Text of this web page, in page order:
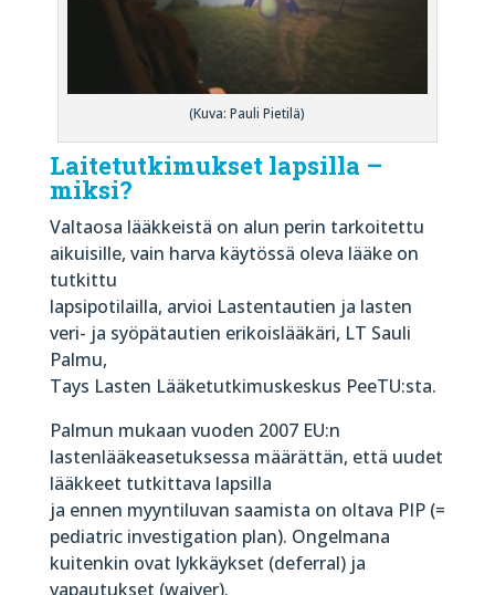
(Kuva: Pauli Pietilä)
Laitetutkimukset lapsilla –
miksi?
Valtaosa lääkkeistä on alun perin tarkoitettu
aikuisille, vain harva käytössä oleva lääke on
tutkittu
lapsipotilailla, arvioi Lastentautien ja lasten
veri- ja syöpätautien erikoislääkäri, LT Sauli
Palmu,
Tays Lasten Lääketutkimuskeskus PeeTU:sta.
Palmun mukaan vuoden 2007 EU:n
lastenlääkeasetuksessa määrättän, että uudet
lääkkeet tutkittava lapsilla
ja ennen myyntiluvan saamista on oltava PIP (=
pediatric investigation plan). Ongelmana
kuitenkin ovat lykkäykset (deferral) ja
vapautukset (waiver).